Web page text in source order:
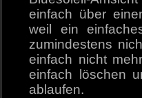
einfach über
weil ein
zumindestens
einfach nicht
einfach löschen
ablaufen.